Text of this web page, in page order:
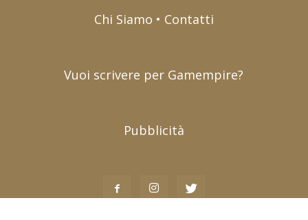
Chi Siamo • Contatti
Vuoi scrivere per Gamempire?
Pubblicità